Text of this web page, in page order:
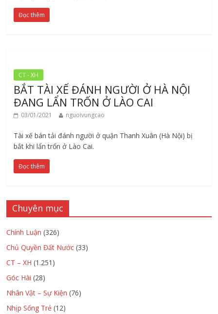
Đọc thêm
CT - XH
BẮT TÀI XẾ ĐÁNH NGƯỜI Ở HÀ NỘI
ĐANG LẨN TRỐN Ở LÀO CAI
03/01/2021 nguoivungcao
Tài xế bán tải đánh người ở quận Thanh Xuân (Hà Nội) bị
bắt khi lẩn trốn ở Lào Cai.
Đọc thêm
Chuyên mục
Chính Luận (326)
Chủ Quyền Đất Nước (33)
CT – XH (1.251)
Góc Hài (28)
Nhân Vật – Sự Kiện (76)
Nhịp Sống Trẻ (12)